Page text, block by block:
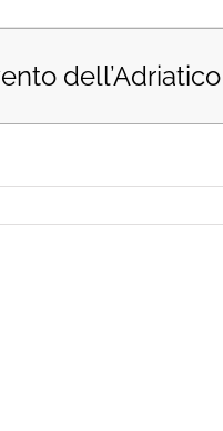
dell’Adriatico